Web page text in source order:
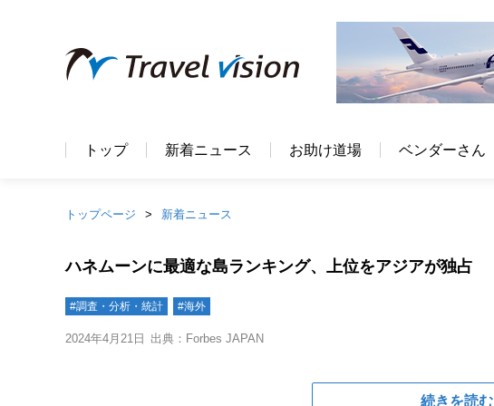
トップ 新着ニュース お助け道場 ベンダーさん
トップページ 新着ニュース
ハネムーンに最適な島ランキング、上位をアジアが独占
#調査・分析・統計 #海外
2024年4月21日 出典：Forbes JAPAN
続きを読む